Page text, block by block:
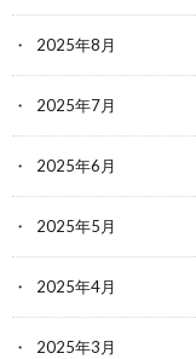
2025年8月
2025年7月
2025年6月
2025年5月
2025年4月
2025年3月